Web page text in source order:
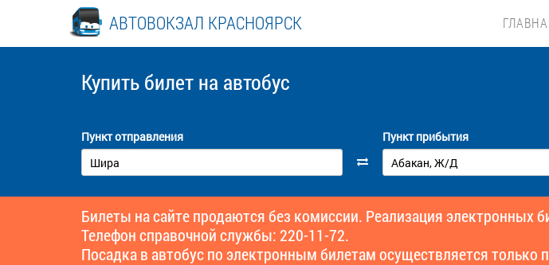
АВТОВОКЗАЛ КРАСНОЯРСК
Купить билет на автобус
Пункт отправления Пункт прибытия
Билеты на сайте продаются без комиссии. Реализация электронных
Телефон справочной службы: 220-11-72.
Посадка в автобус по электронным билетам осуществляется